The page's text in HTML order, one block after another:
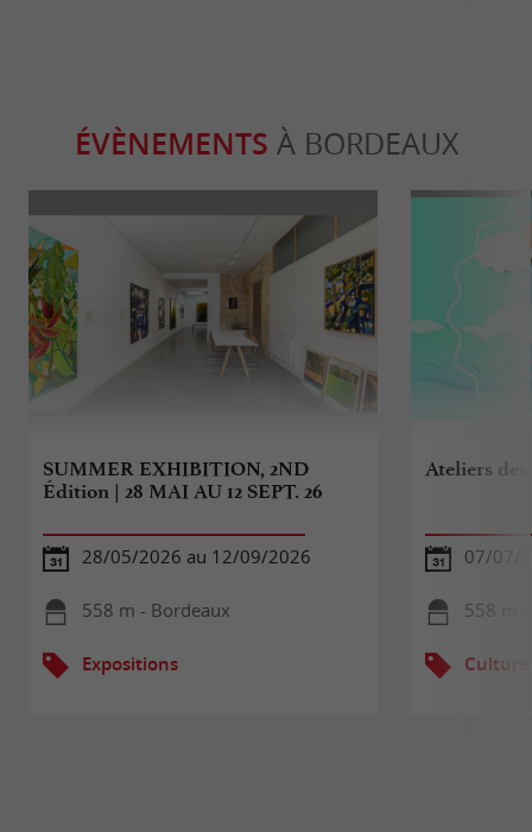
ÉVÈNEMENTS À BORDEAUX
SUMMER EXHIBITION, 2ND
Édition | 28 MAI AU 12 SEPT. 26
28/05/2026 au 12/09/2026
558 m - Bordeaux
Expositions
Ateliers des
07/07/
558 m
Culture